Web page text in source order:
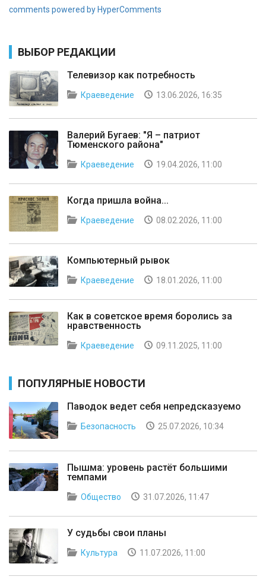
comments powered by HyperComments
ВЫБОР РЕДАКЦИИ
Телевизор как потребность
Краеведение 13.06.2026, 16:35
Валерий Бугаев: "Я – патриот
Тюменского района"
Краеведение 19.04.2026, 11:00
Когда пришла война...
Краеведение 08.02.2026, 11:00
Компьютерный рывок
Краеведение 18.01.2026, 11:00
Как в советское время боролись за
нравственность
Краеведение 09.11.2025, 11:00
ПОПУЛЯРНЫЕ НОВОСТИ
Паводок ведет себя непредсказуемо
Безопасность 25.07.2026, 10:34
Пышма: уровень растёт большими
темпами
Общество 31.07.2026, 11:47
У судьбы свои планы
Культура 11.07.2026, 11:00